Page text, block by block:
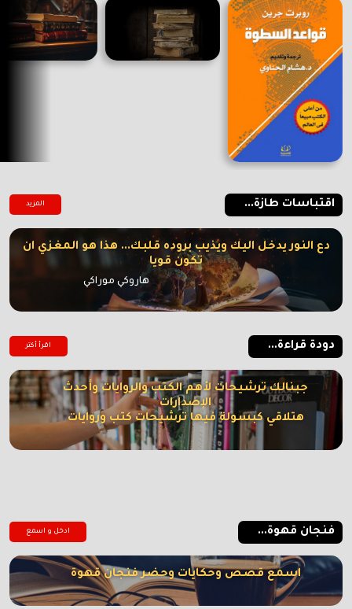
اقتباسات طازة... المزيد
دع النور يدخل اليك ويذيب بروده قلبك... هذا هو المغزي ان
تكون قويا
هاروكي موراكي
دودة قراءة... اقرأ أكتر
جبنالك ترشيحات لأهم الكتب والروايات وأحدث
الإصدارات
هتلاقي كبسولة فيها ترشيحات كتب وروايات
فنجان قهوة... ادخل و اسمع
اسمع قصص وحكايات وحضر فنجان قهوة